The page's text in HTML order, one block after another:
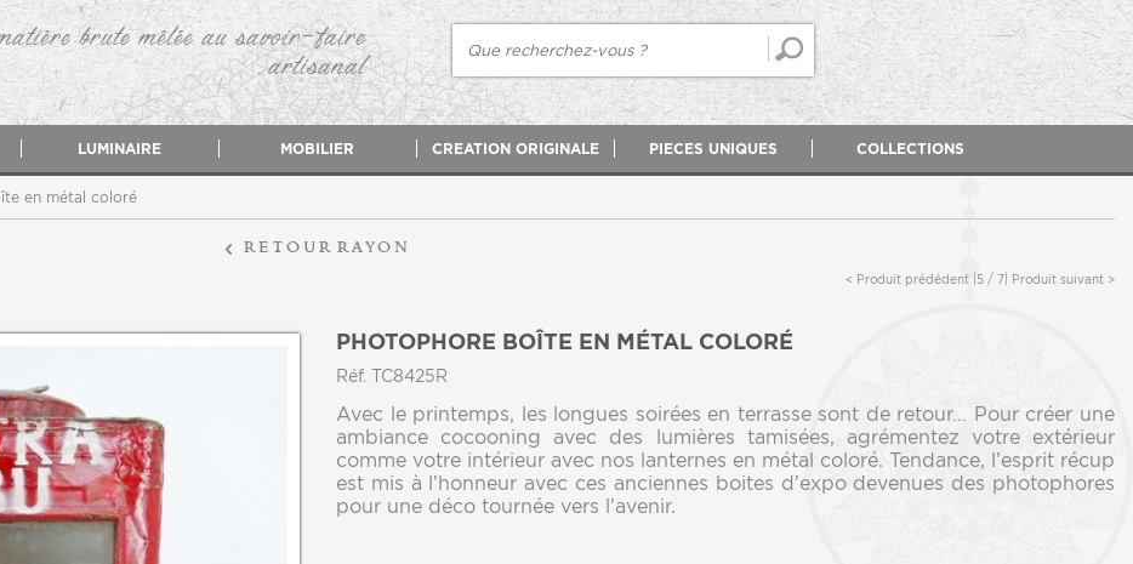
brute mêlée au savoir-faire
artisanal
LUMINAIRE MOBILIER CREATION ORIGINALE PIECES UNIQUES COLLECTIONS
en métal coloré
retour rayon
< Produit prédédent | 5 / 7 | Produit suivant >
PHOTOPHORE BOÎTE EN MÉTAL COLORÉ
Réf. TC8425R
Avec le printemps, les longues soirées en terrasse sont de retour… Pour créer une
ambiance cocooning avec des lumières tamisées, agrémentez votre extérieur
comme votre intérieur avec nos lanternes en métal coloré. Tendance, l’esprit récup
est mis à l’honneur avec ces anciennes boites d’expo devenues des photophores
pour une déco tournée vers l’avenir.